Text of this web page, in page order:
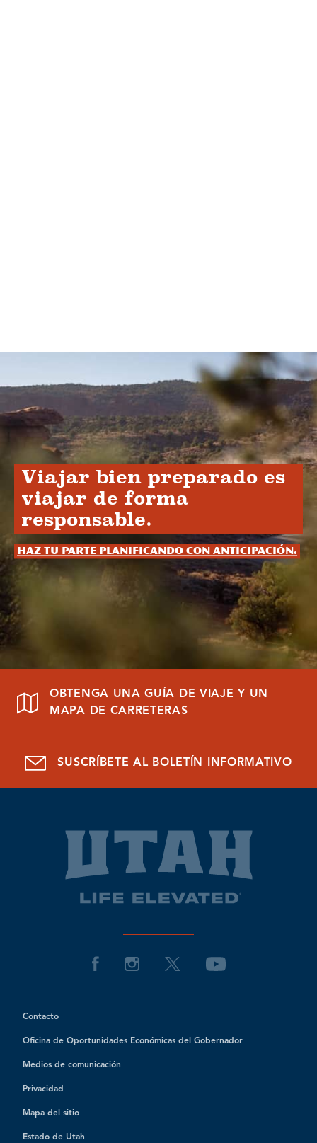
Viajar bien preparado es
viajar de forma
responsable.
Haz tu parte planificando con anticipación.
OBTENGA UNA GUÍA DE VIAJE Y UN
MAPA DE CARRETERAS
SUSCRÍBETE AL BOLETÍN INFORMATIVO
Contacto
Oficina de Oportunidades Económicas del Gobernador
Medios de comunicación
Privacidad
Mapa del sitio
Estado de Utah